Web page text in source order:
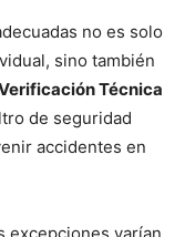
no es solo
sino también
Técnica
de seguridad
accidentes en